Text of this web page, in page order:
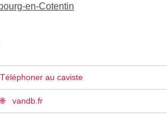
en-Cotentin
Téléphoner au caviste
vandb.fr